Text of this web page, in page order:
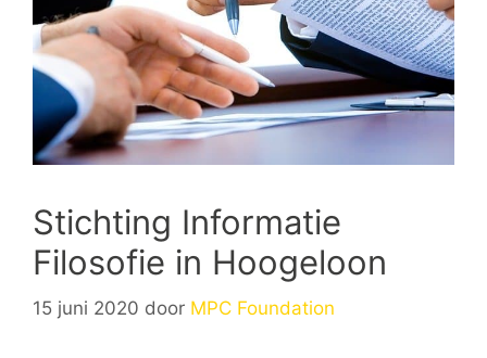
Stichting Informatie
Filosofie in Hoogeloon
15 juni 2020 door MPC Foundation